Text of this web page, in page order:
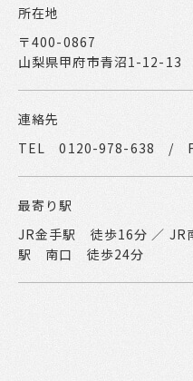
所在地
〒400-0867
山梨県甲府市青沼1-12-13
連絡先
TEL 0120-978-638 /
最寄り駅
JR金手駅 徒歩16分 ／
駅 南口 徒歩24分